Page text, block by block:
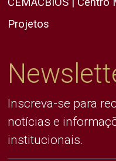
Projetos
Inscreva-se para
notícias e
institucionais.